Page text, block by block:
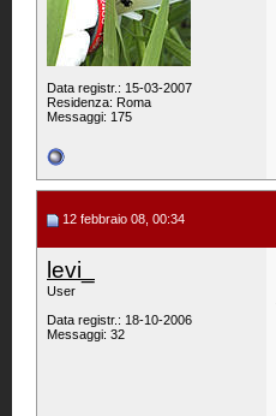
Data registr.: 15-03-2007
Residenza: Roma
Messaggi: 175
12 febbraio 08, 00:34
levi_
User
Data registr.: 18-10-2006
Messaggi: 32